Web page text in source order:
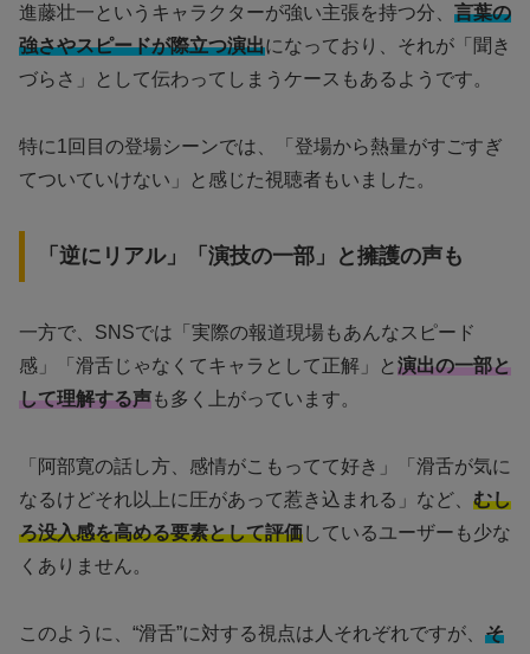
進藤壮一というキャラクターが強い主張を持つ分、 言葉の
強さやスピードが際立つ演出になっており、それが「聞き
づらさ」として伝わってしまうケースもあるようです。
特に1回目の登場シーンでは、「登場から熱量がすごすぎ
てついていけない」と感じた視聴者もいました。
「逆にリアル」「演技の一部」と擁護の声も
一方で、SNSでは「実際の報道現場もあんなスピード
感」「滑舌じゃなくてキャラとして正解」と 演出の一部と
して理解する声も多く上がっています。
「阿部寛の話し方、感情がこもってて好き」「滑舌が気に
なるけどそれ以上に圧があって惹き込まれる」など、 むし
ろ没入感を高める要素として評価しているユーザーも少な
くありません。
このように、“滑舌”に対する視点は人それぞれですが、 そ